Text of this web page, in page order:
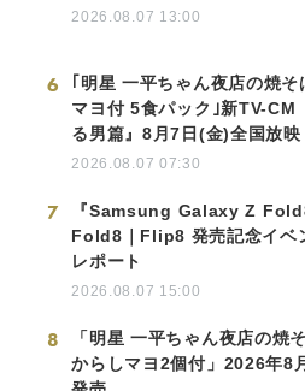
2026.08.07 13:00
6
｢明星 一平ちゃん夜店の焼そ
マヨ付 5食パック｣新TV-CM
る男篇』8月7日(金)全国放映
2026.08.07 07:30
7
『Samsung Galaxy Z
Fold8｜Flip8 発売記念イベ
レポート
2026.08.07 15:00
8
「明星 一平ちゃん夜店の焼
からしマヨ2個付」2026年8